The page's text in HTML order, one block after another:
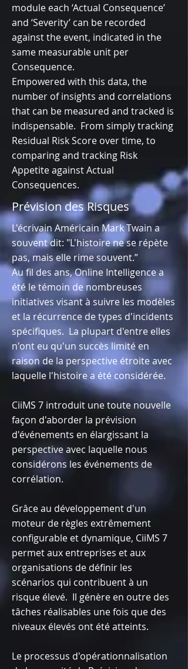
module each ‘Actual Consequence’
and ‘Severity’ can be recorded
against the event, indicated in the
same measurable unit per
Consequence.
Empowered with this data, the
number of insights and correlations
that can be measured and tracked is
indispensable. From simply tracking
Residual Risk Score over time, to
comparing and tracking Risk
Appetite against Actual
Consequences.
Prévision des Risques
L'écrivain Américain Mark Twain a
souvent dit: "L'histoire ne se répète
pas, mais elle rime souvent.”
Au fil des ans, Online Intelligence a
été le témoin de nombreuses
initiatives visant à suivre les modèles
et la récurrence de types d'incidents
spécifiques. La plupart d'entre elles
n'ont eu qu'un succès limité en
raison de la perspective étroite avec
laquelle l'histoire a été considérée.
CiiMS 7 introduit une toute nouvelle
façon d'aborder la prévision
d'événements en élargissant la
perspective avec laquelle nous
considérons les événements de
corrélation.
Grâce au développement d'un
moteur de règles extrêmement
configurable et dynamique, CiiMS 7
permet aux entreprises et aux
organisations de définir les
scénarios qui contribuent à un
risque élevé. Il génère en outre des
tâches réalisables une fois que des
niveaux élevés ont été atteints.
Le processus d'opérationnalisation